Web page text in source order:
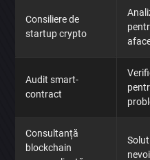
Consiliere de
startup crypto
Audit smart-
contract
Consultanță
blockchain